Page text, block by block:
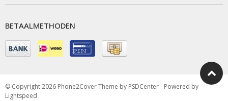
BETAALMETHODEN
© Copyright 2026 Phone2Cover Theme by PSDCenter- Powered by
Lightspeed